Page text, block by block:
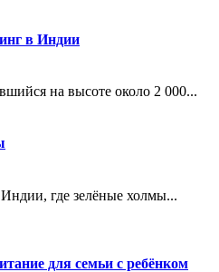
в Индии
на высоте около 2 000...
где зелёные холмы...
для семьи с ребёнком